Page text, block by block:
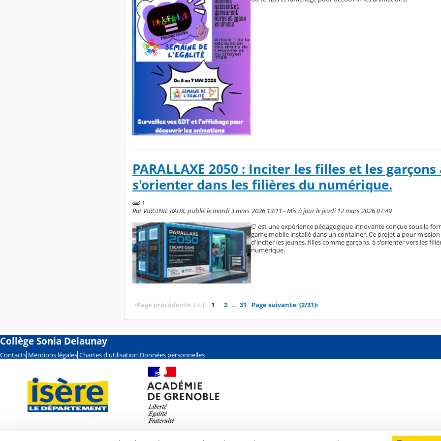
PARALLAXE 2050 : Inciter les filles et les garçons
s'orienter dans les filières du numérique.
1
Par VIRGINIE RAUX, publié le mardi 3 mars 2026 13:11 - Mis à jour le jeudi 12 mars 2026 07:49
C' est une expérience pédagogique innovante conçue sous la
game mobile installé dans un container. Ce projet a pour
d'inciter les jeunes, filles comme garçons, à s'orienter vers les
numérique.
‹Page précédente (-/-) 1 2 … 31 Page suivante (2/31)›
Collège Sonia Delaunay
Contacts Mentions légales Chartes d'utilisation Données personnelles